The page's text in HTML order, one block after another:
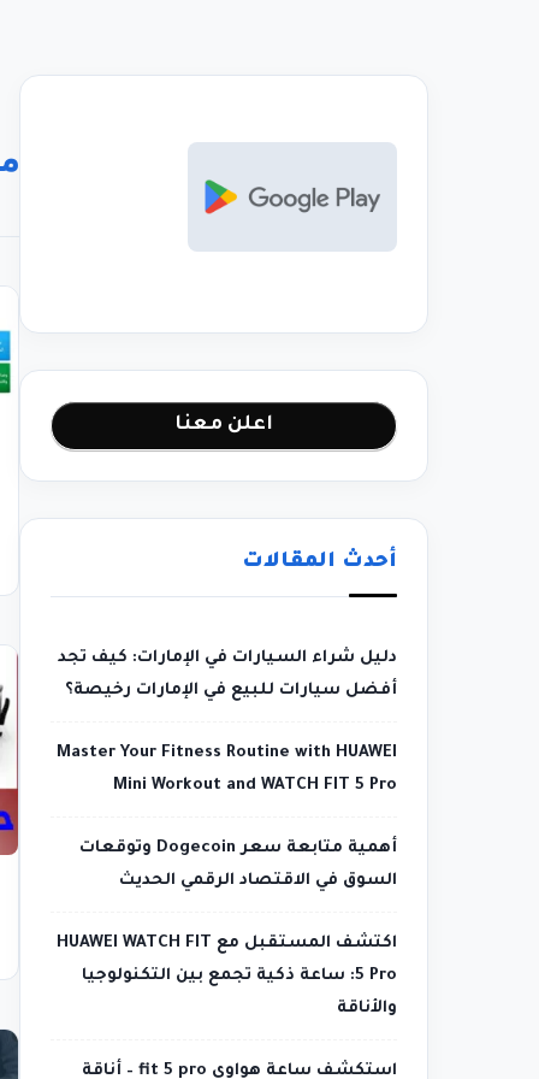
اعلن معنا
أحدث المقالات
دليل شراء السيارات في الإمارات: كيف تجد
أفضل سيارات للبيع في الإمارات رخيصة؟
Master Your Fitness Routine with HUAWEI
Mini Workout and WATCH FIT 5 Pro
أهمية متابعة سعر Dogecoin وتوقعات
السوق في الاقتصاد الرقمي الحديث
اكتشف المستقبل مع HUAWEI WATCH FIT
5 Pro: ساعة ذكية تجمع بين التكنولوجيا
والأناقة
استكشف ساعة هواوي fit 5 pro – أناقة